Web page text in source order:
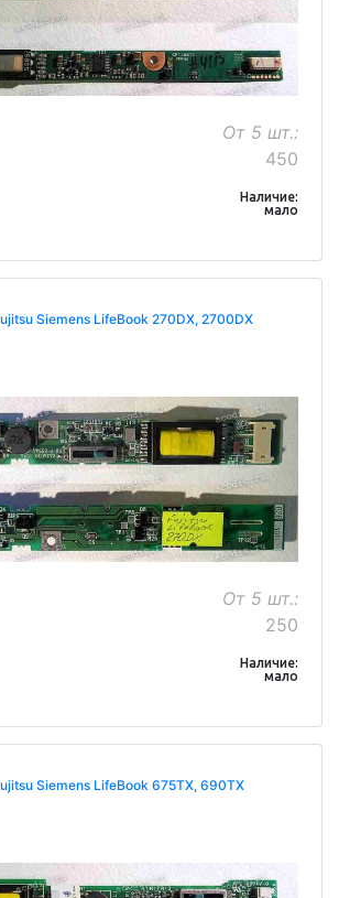
От 5 шт.:
450
Наличие:
мало
Siemens LifeBook 270DX, 2700DX
От 5 шт.:
250
Наличие:
мало
Siemens LifeBook 675TX, 690TX